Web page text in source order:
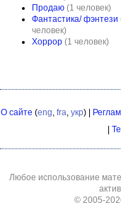
Продаю (1 человек)
Фантастика/ фэнтези
человек)
Хоррор (1 человек)
О сайте (eng, fra, укр) |
Любое использование
© 2005-